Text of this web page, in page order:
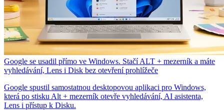
Google se usadil přímo ve Windows. Stačí ALT + mezerník a máte
vyhledávání, Lens i Disk bez otevření prohlížeče
Google spustil samostatnou desktopovou aplikaci pro Windows,
která po stisku Alt + mezerník otevře vyhledávání, AI asistenta,
Lens i přístup k Disku.